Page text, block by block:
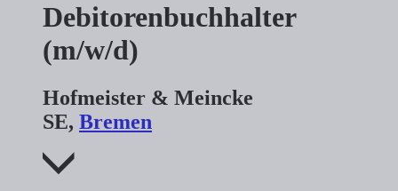
Debitorenbuchhalter
(m/w/d)
Hofmeister & Meincke
SE, Bremen